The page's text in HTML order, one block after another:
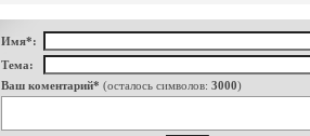
Имя*:
Тема:
Ваш коментарий* (осталось символов: 3000)